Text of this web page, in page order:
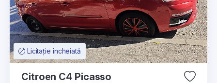
Licitație încheiată
Citroen C4 Picasso